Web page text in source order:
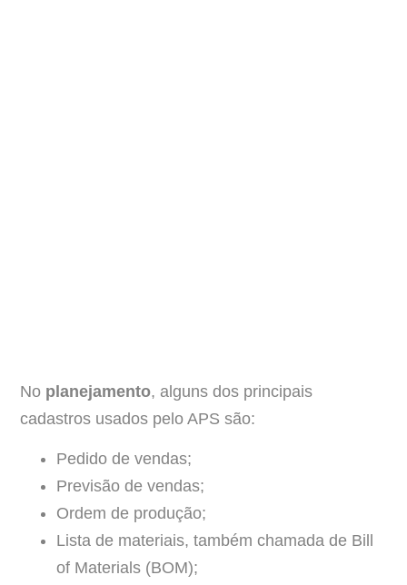
No planejamento, alguns dos principais
cadastros usados pelo APS são:
Pedido de vendas;
Previsão de vendas;
Ordem de produção;
Lista de materiais, também chamada de Bill
of Materials (BOM);